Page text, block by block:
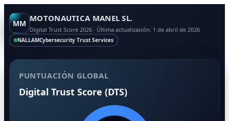
MM MOTONAUTICA MANEL SL.
Digital Trust Score 2026 · Última actualización: 1 de abril de 2026
NALLAMCybersecurity Trust Services
PUNTUACIÓN GLOBAL
Digital Trust Score (DTS)